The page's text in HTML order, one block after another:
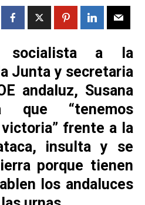
socialista a la
Junta y secretaria
andaluz, Susana
que “tenemos
frente a la
insulta y se
porque tienen
los andaluces